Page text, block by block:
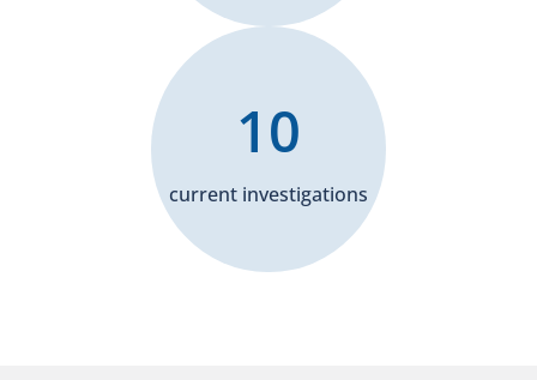
current investigations
10